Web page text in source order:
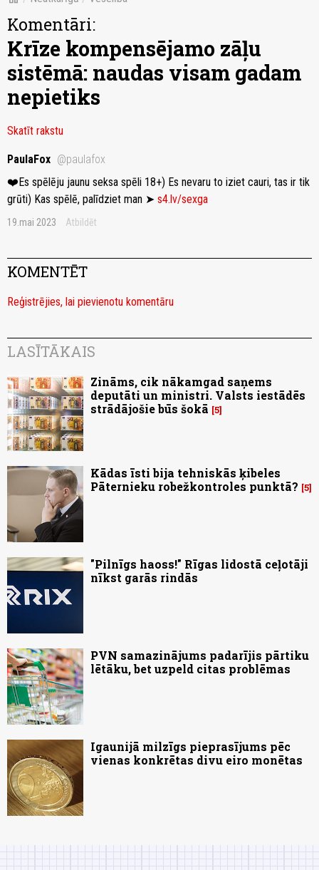
Komentāri:
Krīze kompensējamo zāļu
sistēmā: naudas visam gadam
nepietiks
Skatīt rakstu
PaulaFox @paulafox
❤️Es spēlēju jaunu seksa spēli 18+) Es nevaru to iziet cauri, tas ir tik
grūti) Kas spēlē, palīdziet man ➤ s4.lv/sexga
19.mai 2023 Atbildēt
KOMENTĒT
Reģistrējies, lai pievienotu komentāru
LASĪTĀKAIS
Zināms, cik nākamgad saņems
deputāti un ministri. Valsts iestādēs
strādājošie būs šokā 5
Kādas īsti bija tehniskās ķibeles
Pāternieku robežkontroles punktā? 5
"Pilnīgs haoss!" Rīgas lidostā ceļotāji
nīkst garās rindās
PVN samazinājums padarījis pārtiku
lētāku, bet uzpeld citas problēmas
Igaunijā milzīgs pieprasījums pēc
vienas konkrētas divu eiro monētas